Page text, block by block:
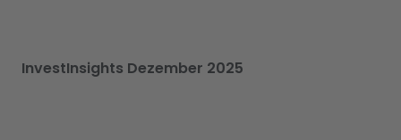
InvestInsights Dezember 2025